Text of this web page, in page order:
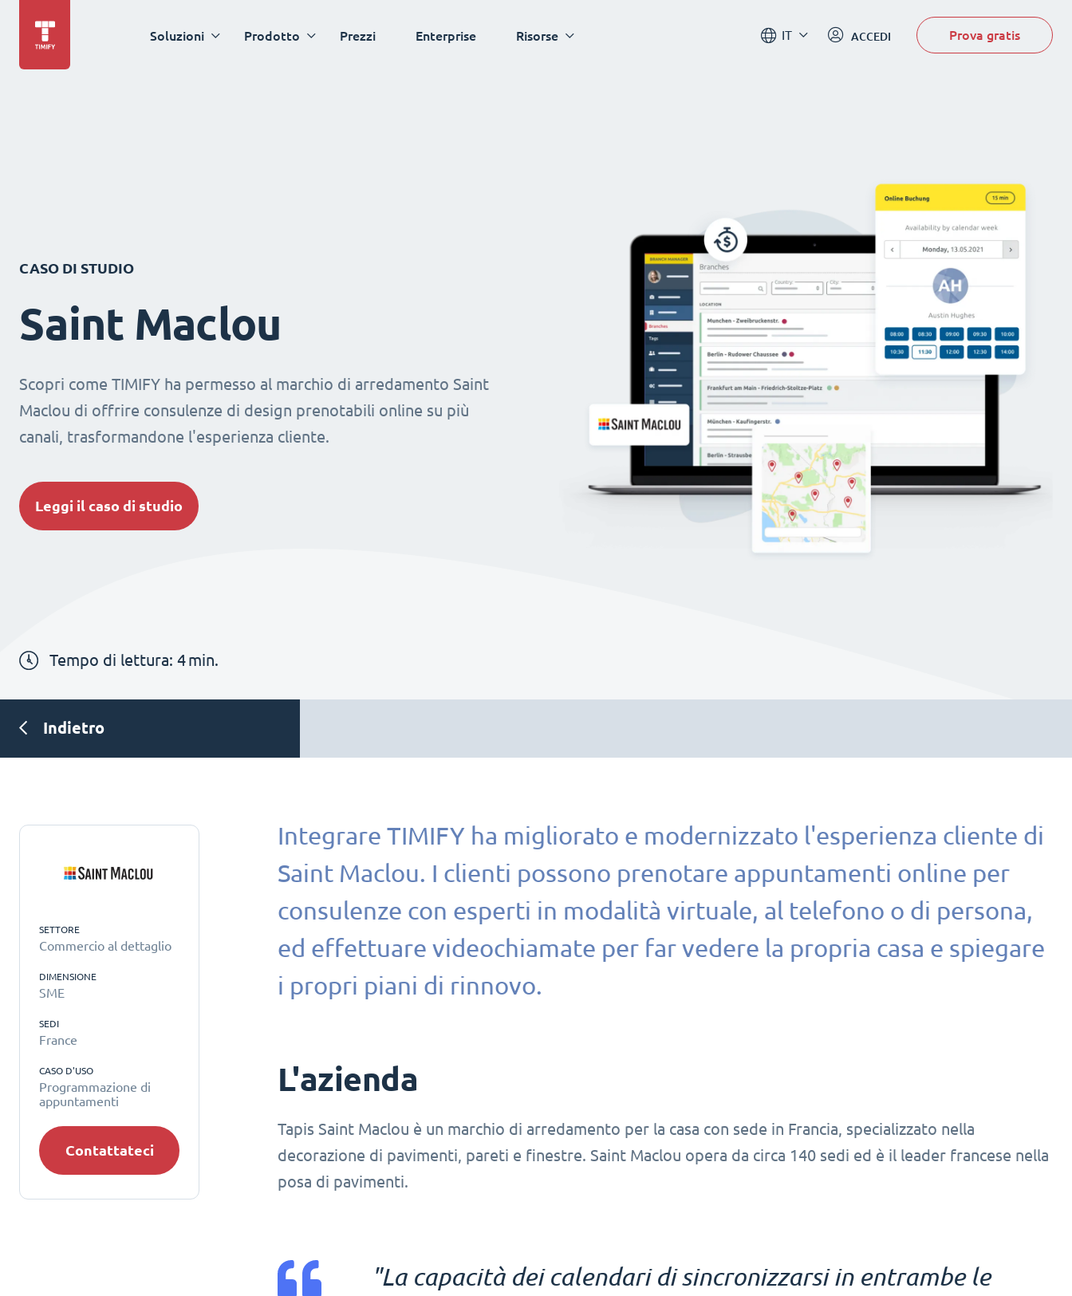
Soluzioni Prodotto Prezzi Enterprise Risorse IT ACCEDI Prova gratis
CASO DI STUDIO
Saint Maclou
Scopri come TIMIFY ha permesso al marchio di arredamento Saint
Maclou di offrire consulenze di design prenotabili online su più
canali, trasformandone l'esperienza cliente.
Leggi il caso di studio
Tempo di lettura: 4min.
Indietro
SETTORE
Commercio al dettaglio
DIMENSIONE
SME
SEDI
France
CASO D'USO
Programmazione di
appuntamenti
Contattateci
Integrare TIMIFY ha migliorato e modernizzato l'esperienza cliente di
Saint Maclou. I clienti possono prenotare appuntamenti online per
consulenze con esperti in modalità virtuale, al telefono o di persona,
ed effettuare videochiamate per far vedere la propria casa e spiegare
i propri piani di rinnovo.
L'azienda
Tapis Saint Maclou è un marchio di arredamento per la casa con sede in Francia, specializzato nella
decorazione di pavimenti, pareti e finestre. Saint Maclou opera da circa 140 sedi ed è il leader francese nella
posa di pavimenti.
"La capacità dei calendari di sincronizzarsi in entrambe le